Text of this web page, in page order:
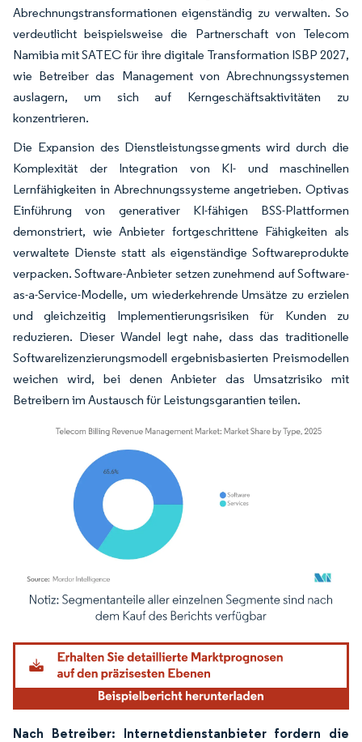
Abrechnungstransformationen eigenständig zu verwalten. So
verdeutlicht beispielsweise die Partnerschaft von Telecom
Namibia mit SATEC für ihre digitale Transformation ISBP 2027,
wie Betreiber das Management von Abrechnungssystemen
auslagern, um sich auf Kerngeschäftsaktivitäten zu
konzentrieren.
Die Expansion des Dienstleistungssegments wird durch die
Komplexität der Integration von KI- und maschinellen
Lernfähigkeiten in Abrechnungssysteme angetrieben. Optivas
Einführung von generativer KI-fähigen BSS-Plattformen
demonstriert, wie Anbieter fortgeschrittene Fähigkeiten als
verwaltete Dienste statt als eigenständige Softwareprodukte
verpacken. Software-Anbieter setzen zunehmend auf Software-
as-a-Service-Modelle, um wiederkehrende Umsätze zu erzielen
und gleichzeitig Implementierungsrisiken für Kunden zu
reduzieren. Dieser Wandel legt nahe, dass das traditionelle
Softwarelizenzierungsmodell ergebnisbasierten Preismodellen
weichen wird, bei denen Anbieter das Umsatzrisiko mit
Betreibern im Austausch für Leistungsgarantien teilen.
Bild © Mordor Intelligence. Wiederverwendung erfordert Namensnennung
Nach Betreiber: Internetdienstanbieter fordern die